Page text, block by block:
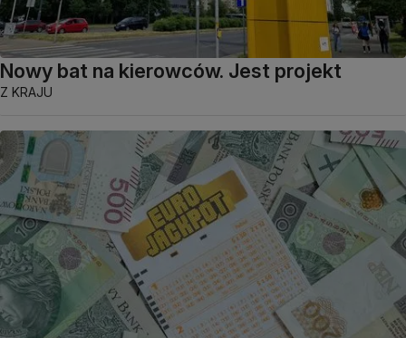
Nowy bat na kierowców. Jest projekt
Z KRAJU